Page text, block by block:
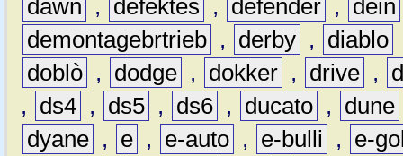
dawn , defektes , defender , dein
demontagebrtrieb , derby , diablo
doblò , dodge , dokker , drive ,
,
ds4 , ds5 , ds6 , ducato , dune
dyane , e , e-auto , e-bulli ,
e-